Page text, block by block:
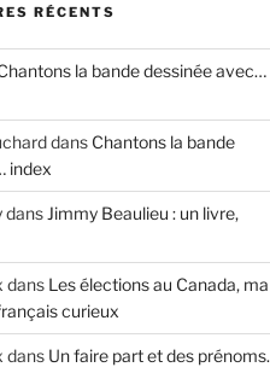
RÉCENTS
la bande dessinée avec…
dans Chantons la bande
index
dans Jimmy Beaulieu : un livre,
dans Les élections au Canada, ma
curieux
dans Un faire part et des prénoms.